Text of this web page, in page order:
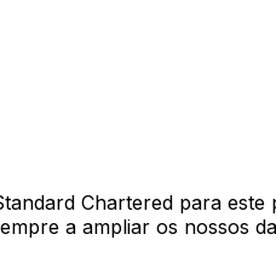
Chartered para
a ampliar os nossos